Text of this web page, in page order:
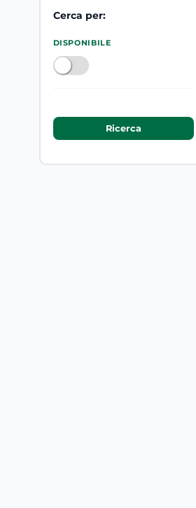
Cerca per:
La modifica di un filtro
DISPONIBILE